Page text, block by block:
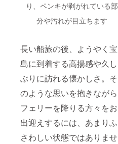
り、ペンキが剥がれている部
分や汚れが目立ちます
長い船旅の後、ようやく宝
島に到着する高揚感や久し
ぶりに訪れる懐かしさ。そ
のような思いを抱きながら
フェリーを降りる方々をお
出迎えするには、あまりふ
さわしい状態ではありませ